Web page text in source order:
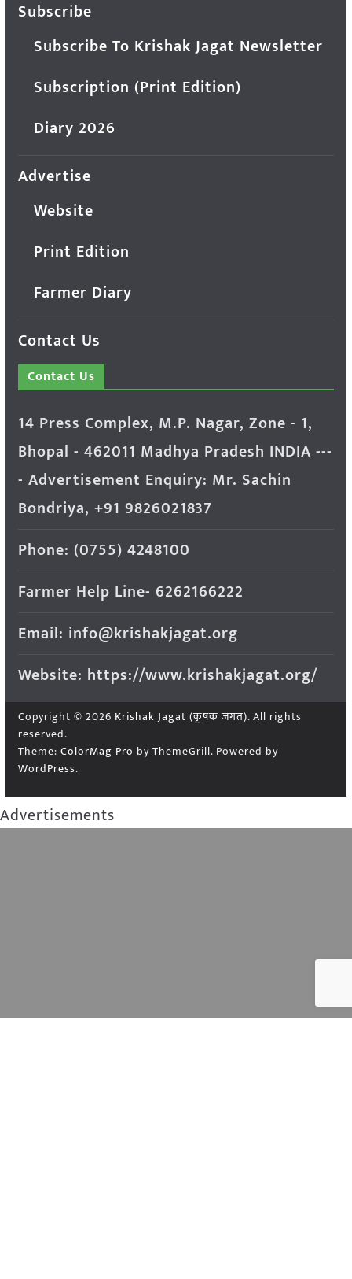
Subscribe
Subscribe To Krishak Jagat Newsletter
Subscription (Print Edition)
Diary 2026
Advertise
Website
Print Edition
Farmer Diary
Contact Us
Contact Us
14 Press Complex, M.P. Nagar, Zone - 1,
Bhopal - 462011 Madhya Pradesh INDIA ---
- Advertisement Enquiry: Mr. Sachin
Bondriya, +91 9826021837
Phone: (0755) 4248100
Farmer Help Line- 6262166222
Email: info@krishakjagat.org
Website: https://www.krishakjagat.org/
Copyright © 2026 Krishak Jagat (कृषक जगत). All rights
reserved.
Theme: ColorMag Pro by ThemeGrill. Powered by
WordPress.
Advertisements